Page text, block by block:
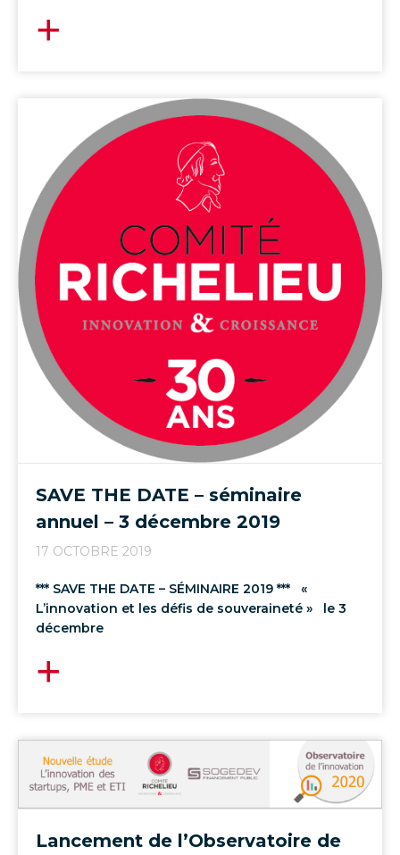
SAVE THE DATE – séminaire
annuel – 3 décembre 2019
17 OCTOBRE 2019
*** SAVE THE DATE – SÉMINAIRE 2019 *** «
L’innovation et les défis de souveraineté » le 3
décembre
Lancement de l’Observatoire de